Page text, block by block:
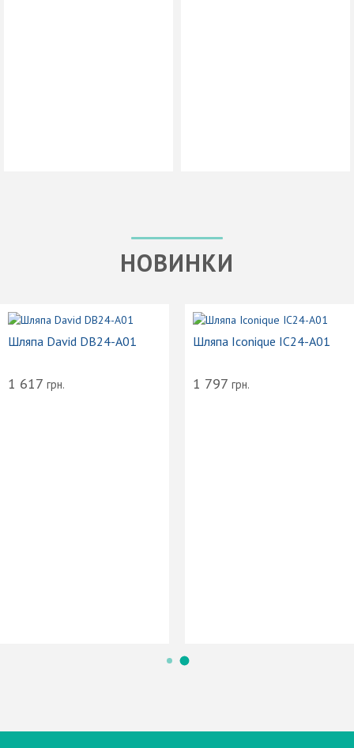
НОВИНКИ
Шляпа David DB24-A01
1 617 грн.
Шляпа Iconique IC24-A01
1 797 грн.